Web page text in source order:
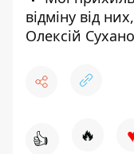
відміну від
Олексій
👍 🔥